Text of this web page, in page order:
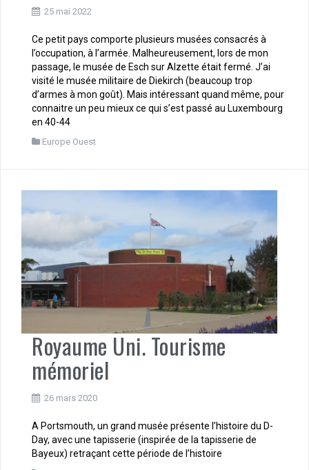
25 mai 2022
Ce petit pays comporte plusieurs musées consacrés à
l’occupation, à l’armée. Malheureusement, lors de mon
passage, le musée de Esch sur Alzette était fermé. J’ai
visité le musée militaire de Diekirch (beaucoup trop
d’armes à mon goût). Mais intéressant quand même, pour
connaitre un peu mieux ce qui s’est passé au Luxembourg
en 40-44
Europe Ouest
Royaume Uni. Tourisme
mémoriel
26 mars 2020
A Portsmouth, un grand musée présente l’histoire du D-
Day, avec une tapisserie (inspirée de la tapisserie de
Bayeux) retraçant cette période de l’histoire